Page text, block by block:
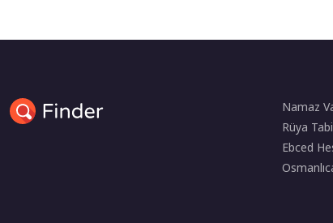
Namaz
Rüya
Ebced